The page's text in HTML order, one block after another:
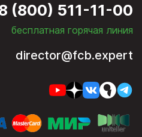
(800) 511-11-00
бесплатная горячая линия
director@fcb.expert